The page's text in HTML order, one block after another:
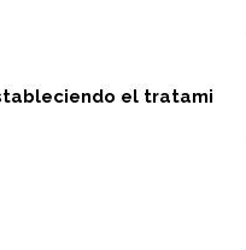
el tratami